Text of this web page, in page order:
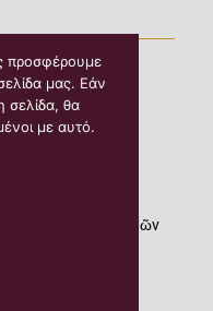
Θεολογικῶν
προσφέρουμε
μας. Εάν
σελίδα, θα
με αυτό.